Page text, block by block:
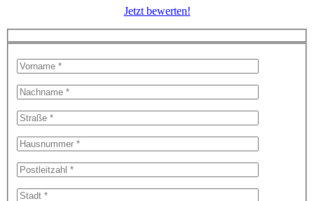
Jetzt bewerten!